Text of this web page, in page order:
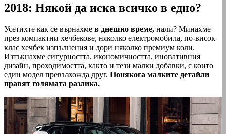
2018: Някой да иска всичко в едно?
Усетихте как се върнахме в днешно време, нали? Минахме
през компактни хечбекове, няколко електромобила, по-висок
клас хечбек изпълнения и дори няколко премиум коли.
Изтъкнахме сигурността, икономичността, иновативния
дизайн, проходимостта, както и тези малки добавки, с които
един модел превъзхожда друг. Понякога малките детайли
правят голямата разлика.